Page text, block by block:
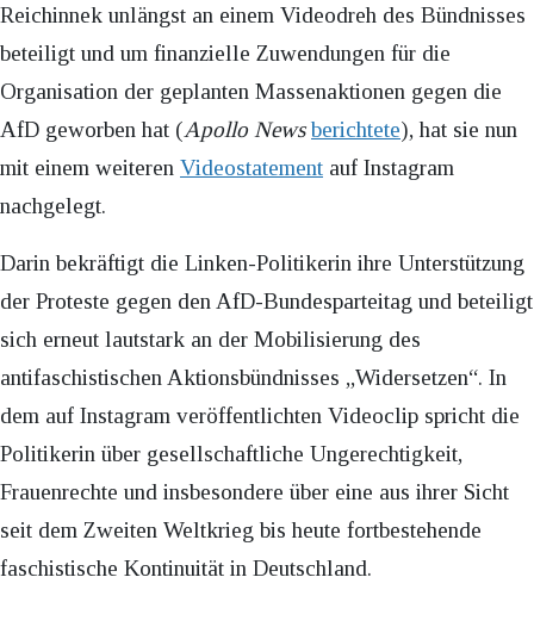
Reichinnek unlängst an einem Videodreh des Bündnisses
beteiligt und um finanzielle Zuwendungen für die
Organisation der geplanten Massenaktionen gegen die
AfD geworben hat (Apollo News berichtete), hat sie nun
mit einem weiteren Videostatement auf Instagram
nachgelegt.
Darin bekräftigt die Linken-Politikerin ihre Unterstützung
der Proteste gegen den AfD-Bundesparteitag und beteiligt
sich erneut lautstark an der Mobilisierung des
antifaschistischen Aktionsbündnisses „Widersetzen“. In
dem auf Instagram veröffentlichten Videoclip spricht die
Politikerin über gesellschaftliche Ungerechtigkeit,
Frauenrechte und insbesondere über eine aus ihrer Sicht
seit dem Zweiten Weltkrieg bis heute fortbestehende
faschistische Kontinuität in Deutschland.